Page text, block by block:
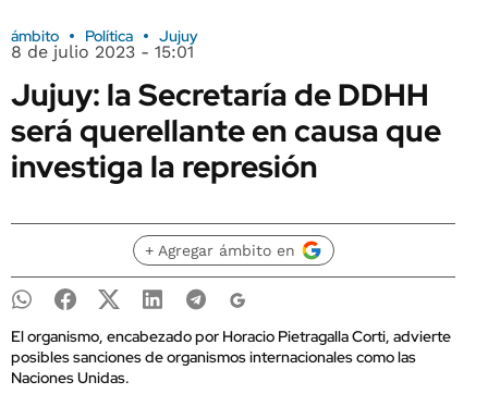
ámbito Política Jujuy
8 de julio 2023 - 15:01
Jujuy: la Secretaría de DDHH
será querellante en causa que
investiga la represión
+ Agregar ámbito en
El organismo, encabezado por Horacio Pietragalla Corti, advierte
posibles sanciones de organismos internacionales como las
Naciones Unidas.